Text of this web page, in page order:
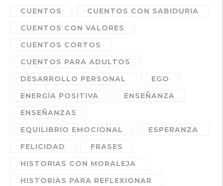
CUENTOS
CUENTOS CON SABIDURIA
CUENTOS CON VALORES
CUENTOS CORTOS
CUENTOS PARA ADULTOS
DESARROLLO PERSONAL
EGO
ENERGÍA POSITIVA
ENSEÑANZA
ENSEÑANZAS
EQUILIBRIO EMOCIONAL
ESPERANZA
FELICIDAD
FRASES
HISTORIAS CON MORALEJA
HISTORIAS PARA REFLEXIONAR